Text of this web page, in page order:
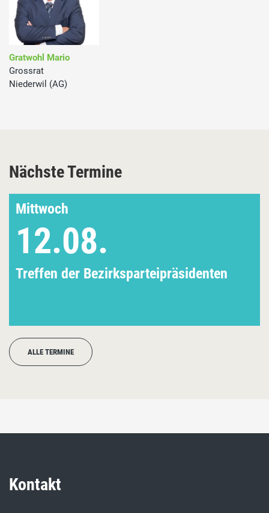
Gratwohl Mario
Grossrat
Niederwil (AG)
Nächste Termine
Mittwoch
12.08.
Treffen der Bezirksparteipräsidenten
ALLE TERMINE
Kontakt